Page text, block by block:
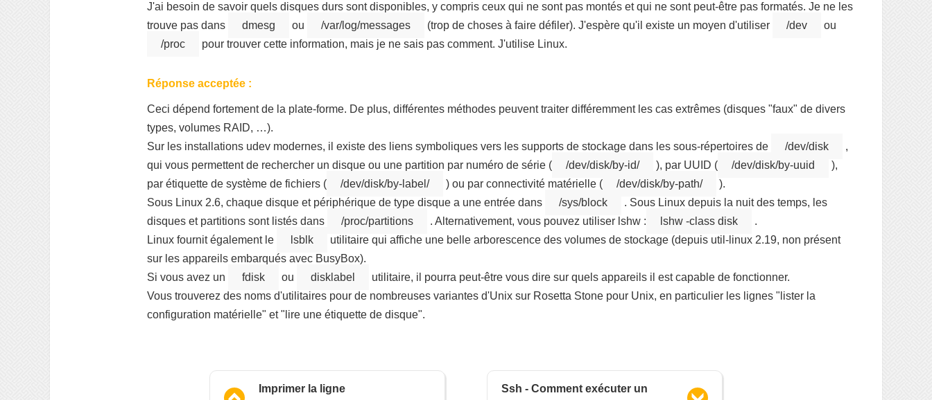
J'ai besoin de savoir quels disques durs sont disponibles, y compris ceux qui ne sont pas montés et qui ne sont peut-être pas formatés. Je ne les
trouve pas dans
dmesg ou /var/log/messages (trop de choses à faire défiler). J'espère qu'il existe un moyen d'utiliser /dev
ou
/proc
pour trouver cette information, mais je ne sais pas comment. J'utilise Linux.
Réponse acceptée :
Ceci dépend fortement de la plate-forme. De plus, différentes méthodes peuvent traiter différemment les cas extrêmes (disques "faux" de divers
types, volumes RAID, …).
Sur les installations udev modernes, il existe des liens symboliques vers les supports de stockage dans les sous-répertoires de
/dev/disk
,
qui vous permettent de rechercher un disque ou une partition par numéro de série (
/dev/disk/by-id/ ), par UUID ( /dev/disk/by-uuid
),
par étiquette de système de fichiers (
/dev/disk/by-label/ ) ou par connectivité matérielle ( /dev/disk/by-path/
).
Sous Linux 2.6, chaque disque et périphérique de type disque a une entrée dans
/sys/block
. Sous Linux depuis la nuit des temps, les
disques et partitions sont listés dans
/proc/partitions . Alternativement, vous pouvez utiliser lshw : lshw -class disk
.
Linux fournit également le
lsblk
utilitaire qui affiche une belle arborescence des volumes de stockage (depuis util-linux 2.19, non présent
sur les appareils embarqués avec BusyBox).
Si vous avez un
fdisk ou disklabel
utilitaire, il pourra peut-être vous dire sur quels appareils il est capable de fonctionner.
Vous trouverez des noms d'utilitaires pour de nombreuses variantes d'Unix sur Rosetta Stone pour Unix, en particulier les lignes "lister la
configuration matérielle" et "lire une étiquette de disque".
Imprimer la ligne
Ssh - Comment exécuter un